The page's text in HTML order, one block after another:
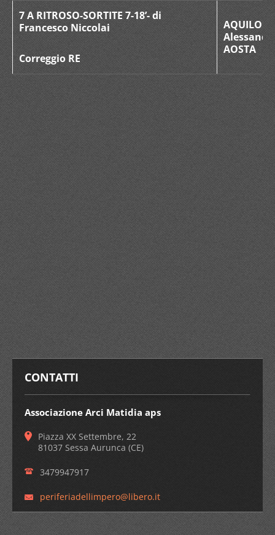
7 A RITROSO-SORTITE 7-18’- di
Francesco Niccolai
Correggio RE
AQUILONI
AOSTA
CONTATTI
Associazione Arci Matidia aps
Piazza XX Settembre, 22
81037 Sessa Aurunca (CE)
3479947917
periferiadellimpero@libero.it